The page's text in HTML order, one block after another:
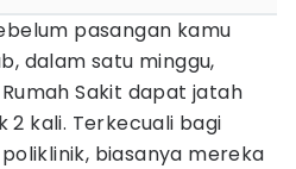
pasangan kamu
dalam satu minggu,
Sakit dapat jatah
2 kali. Terkecuali bagi
biasanya mereka